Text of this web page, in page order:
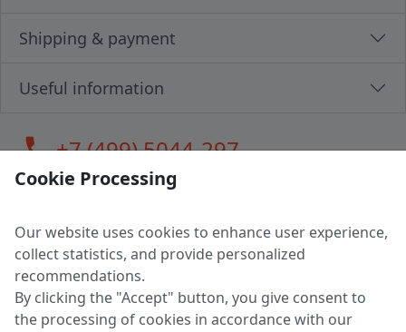
Shipping & payment
Useful information
call+7 (499) 5044-297
LLC "MAGPOCHTBY", Tax #291665670
Address: 224005, Belarus, Brest, Budenny street, house 31
Certificate of state registration #0147876
Working hours: 9:00 – 17:30 monday - friday
Cookie Processing
Our website uses cookies to enhance user experience,
collect statistics, and provide personalized
recommendations.
By clicking the "Accept" button, you give consent to
the processing of cookies in accordance with our